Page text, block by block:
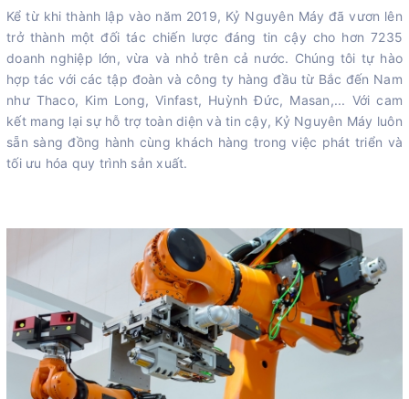
Kể từ khi thành lập vào năm 2019, Kỷ Nguyên Máy đã vươn lên
trở thành một đối tác chiến lược đáng tin cậy cho hơn 7235
doanh nghiệp lớn, vừa và nhỏ trên cả nước. Chúng tôi tự hào
hợp tác với các tập đoàn và công ty hàng đầu từ Bắc đến Nam
như Thaco, Kim Long, Vinfast, Huỳnh Đức, Masan,... Với cam
kết mang lại sự hỗ trợ toàn diện và tin cậy, Kỷ Nguyên Máy luôn
sẵn sàng đồng hành cùng khách hàng trong việc phát triển và
tối ưu hóa quy trình sản xuất.